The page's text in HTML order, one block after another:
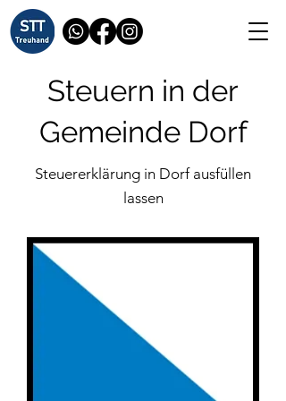
Steuern in der
Gemeinde Dorf
Steuererklärung in Dorf ausfüllen
lassen